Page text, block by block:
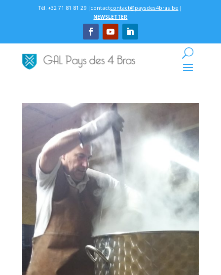
Tél. +32 71 81 81 29 |contactcontact@paysdes4bras.be |
NEWSLETTER